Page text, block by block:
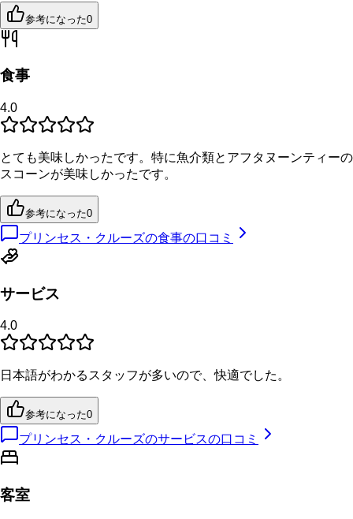
参考になった0
食事
4.0
とても美味しかったです。特に魚介類とアフタヌーンティーの
スコーンが美味しかったです。
参考になった0
プリンセス・クルーズの食事の口コミ
サービス
4.0
日本語がわかるスタッフが多いので、快適でした。
参考になった0
プリンセス・クルーズのサービスの口コミ
客室